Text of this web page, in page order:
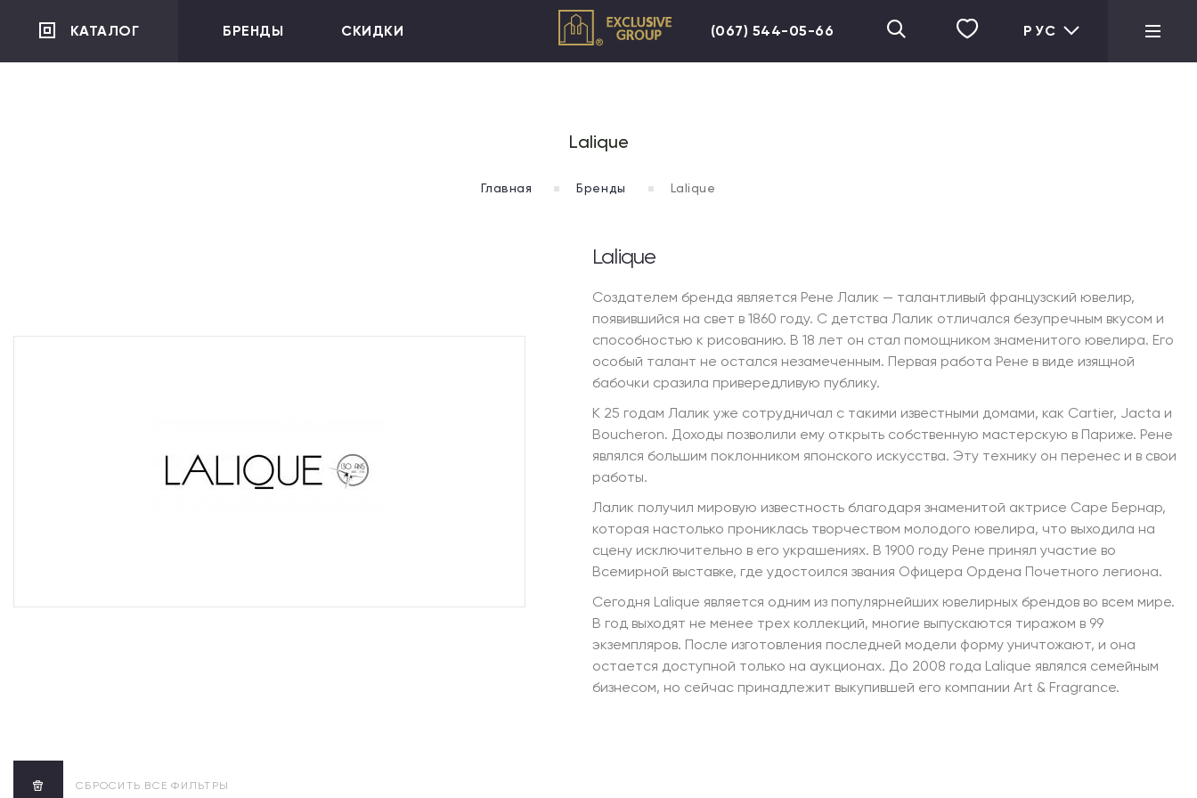
КАТАЛОГ
БРЕНДЫ СКИДКИ (067) 544-05-66 РУС
Lalique
Главная Бренды Lalique
Lalique
Создателем бренда является Рене Лалик — талантливый французский ювелир,
появившийся на свет в 1860 году. С детства Лалик отличался безупречным вкусом и
способностью к рисованию. В 18 лет он стал помощником знаменитого ювелира. Его
особый талант не остался незамеченным. Первая работа Рене в виде изящной
бабочки сразила привередливую публику.
К 25 годам Лалик уже сотрудничал с такими известными домами, как Cartier, Jacta и
Boucheron. Доходы позволили ему открыть собственную мастерскую в Париже. Рене
являлся большим поклонником японского искусства. Эту технику он перенес и в свои
работы.
Лалик получил мировую известность благодаря знаменитой актрисе Саре Бернар,
которая настолько прониклась творчеством молодого ювелира, что выходила на
сцену исключительно в его украшениях. В 1900 году Рене принял участие во
Всемирной выставке, где удостоился звания Офицера Ордена Почетного легиона.
Сегодня Lalique является одним из популярнейших ювелирных брендов во всем мире.
В год выходят не менее трех коллекций, многие выпускаются тиражом в 99
экземпляров. После изготовления последней модели форму уничтожают, и она
остается доступной только на аукционах. До 2008 года Lalique являлся семейным
бизнесом, но сейчас принадлежит выкупившей его компании Art & Fragrance.
СБРОСИТЬ ВСЕ ФИЛЬТРЫ